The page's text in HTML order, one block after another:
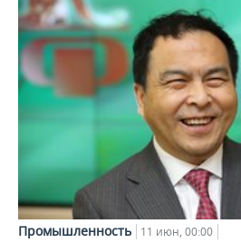
Промышленность 11 июн, 00:00